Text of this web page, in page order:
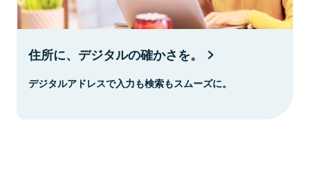
住所に、デジタルの確かさを。
デジタルアドレスで入力も検索もスムーズに。